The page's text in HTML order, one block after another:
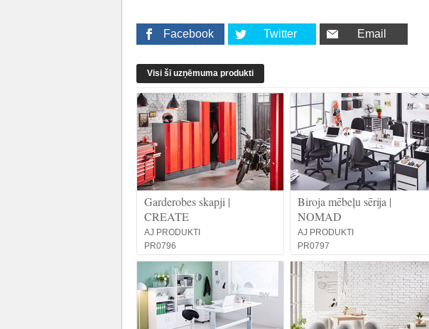
Facebook Twitter Email
Visi šī uzņēmuma produkti
Garderobes skapji |
CREATE
AJ PRODUKTI
PR0796
Biroja mēbeļu sērija |
NOMAD
AJ PRODUKTI
PR0797